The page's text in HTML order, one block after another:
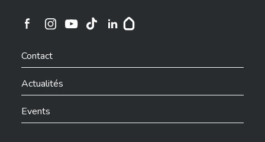
Ville de Differdange sur Instagram
Contact
Actualités
Events